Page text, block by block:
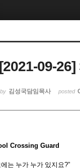
[2021-09-
by 김성국담임목사 posted
Crossing Guard
는 누가 누가 있지요?”